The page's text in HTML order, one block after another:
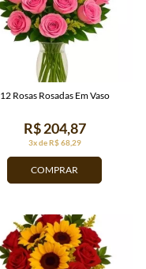
COMPRAR
3x de R$ 68,29
R$ 204,87
12 Rosas Rosadas Em Vaso